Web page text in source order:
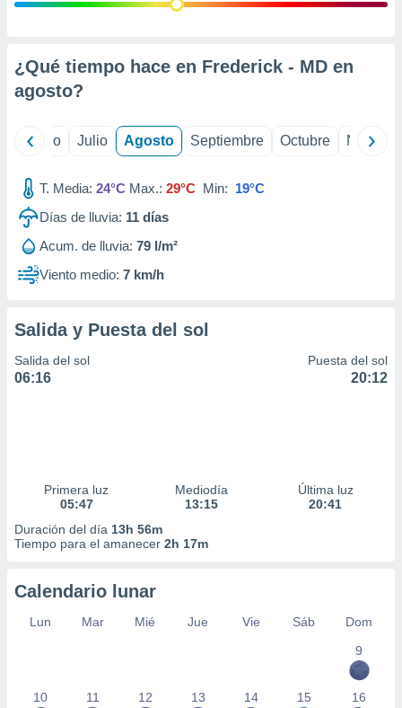
e
mediante
de
1199
¿Qué tiempo hace en Frederick - MD en
agosto?
Junio Julio Agosto Septiembre Octubre
T. Media: 24°C Max.: 29°C Min: 19°C
Días de lluvia: 11 días
Acum. de lluvia: 79 l/m²
Viento medio: 7 km/h
Salida y Puesta del sol
Salida del sol
06:16
Puesta del sol
20:12
Primera luz
05:47
Mediodía
13:15
Última luz
20:41
Duración del día 13h 56m
Tiempo para el amanecer 2h 17m
Calendario lunar
Lun Mar Mié Jue Vie Sáb
Dom
9
10 11 12 13 14 15 16